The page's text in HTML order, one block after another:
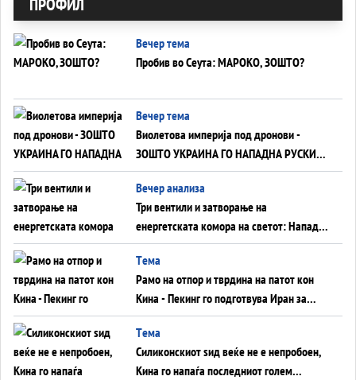
ПРОФИЛ
Вечер тема
Пробив во Сеута: МАРОКО, ЗОШТО?
Вечер тема
Виолетова империја под дронови -
ЗОШТО УКРАИНА ГО НАПАДНА РУСКИОТ
WILDBERRIES
Вечер анализа
Три вентили и затворање на
енергетската комора на светот: Нападот
во Суец најавува глобален енергетски
инфаркт?
Tема
Рамо на отпор и тврдина на патот кон
Кина - Пекинг го подготвува Иран за
американска копнена инвазија
Tема
Силиконскиот ѕид веќе не е непробоен,
Кина го напаѓа последниот голем